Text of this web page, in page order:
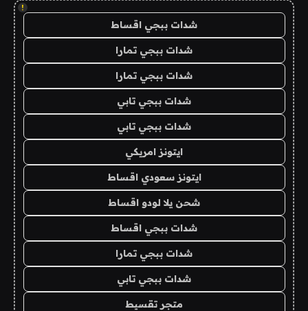
!
شدات ببجي اقساط
شدات ببجي تمارا
شدات ببجي تمارا
شدات ببجي تابي
شدات ببجي تابي
ايتونز امريكي
ايتونز سعودي اقساط
شحن يلا لودو اقساط
شدات ببجي اقساط
شدات ببجي تمارا
شدات ببجي تابي
متجر تقسيط